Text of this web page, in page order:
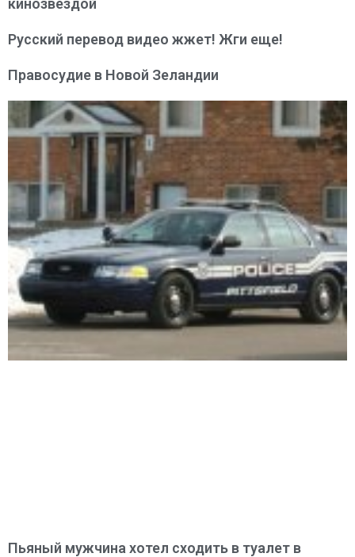
кинозвездой
Русский перевод видео жжет! Жги еще!
Правосудие в Новой Зеландии
Пьяный мужчина хотел сходить в туалет в